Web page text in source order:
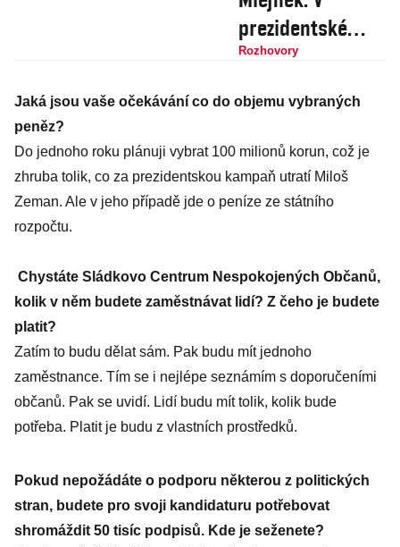
prezidentské
volbě by
kandidát Zemana
vyřadil
Rozhovory
Jaká jsou vaše očekávání co do objemu vybraných
peněz?
Do jednoho roku plánuji vybrat 100 milionů korun, což je
zhruba tolik, co za prezidentskou kampaň utratí Miloš
Zeman. Ale v jeho případě jde o peníze ze státního
rozpočtu.
Chystáte Sládkovo Centrum Nespokojených Občanů,
kolik v něm budete zaměstnávat lidí? Z čeho je budete
platit?
Zatím to budu dělat sám. Pak budu mít jednoho
zaměstnance. Tím se i nejlépe seznámím s doporučeními
občanů. Pak se uvidí. Lidí budu mít tolik, kolik bude
potřeba. Platit je budu z vlastních prostředků.
Pokud nepožádáte o podporu některou z politických
stran, budete pro svoji kandidaturu potřebovat
shromáždit 50 tisíc podpisů. Kde je seženete?